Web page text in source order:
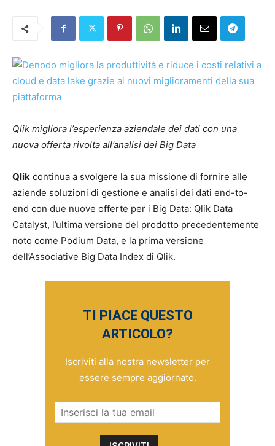
Qlik migliora l’esperienza aziendale dei dati con una
nuova offerta rivolta all’analisi dei Big Data
Qlik continua a svolgere la sua missione di fornire alle
aziende soluzioni di gestione e analisi dei dati end-to-
end con due nuove offerte per i Big Data: Qlik Data
Catalyst, l’ultima versione del prodotto precedentemente
noto come Podium Data, e la prima versione
dell’Associative Big Data Index di Qlik.
TI PIACE QUESTO
ARTICOLO?
Iscriviti alla nostra newsletter per
essere sempre aggiornato.